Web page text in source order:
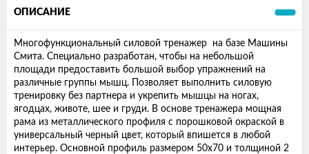
ОПИСАНИЕ
Многофункциональный силовой тренажер на базе Машины
Смита. Специально разработан, чтобы на небольшой
площади предоставить большой выбор упражнений на
различные группы мышц. Позволяет выполнить силовую
тренировку без партнера и укрепить мышцы на ногах,
ягодцах, животе, шее и груди. В основе тренажера мощная
рама из металлического профиля с порошковой окраской в
универсальный черный цвет, который впишется в любой
интерьер. Основной профиль размером 50х70 и толщиной 2